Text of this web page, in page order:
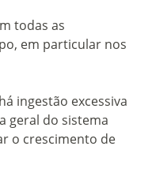
todas as
em particular nos
ingestão excessiva
geral do sistema
o crescimento de